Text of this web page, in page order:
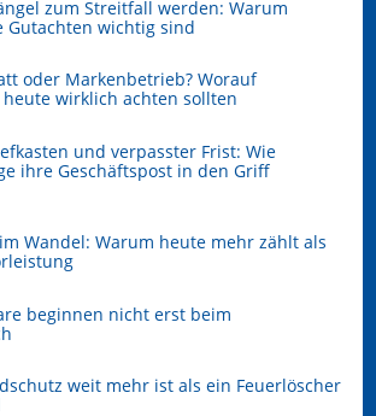
zum Streitfall werden: Warum
Gutachten wichtig sind
oder Markenbetrieb? Worauf
wirklich achten sollten
und verpasster Frist: Wie
ihre Geschäftspost in den Griff
Wandel: Warum heute mehr zählt als
beginnen nicht erst beim
weit mehr ist als ein Feuerlöscher